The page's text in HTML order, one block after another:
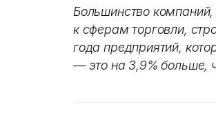
Большинство
к сферам торговли,
года предприятий,
— это на 3,9% больше,